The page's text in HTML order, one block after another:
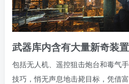
武器库内含有大量新奇装置
包括无人机、遥控狙击炮台和毒气
技巧，悄无声息地击毙目标，凭借